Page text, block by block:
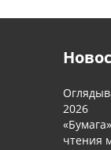
2026
чтения